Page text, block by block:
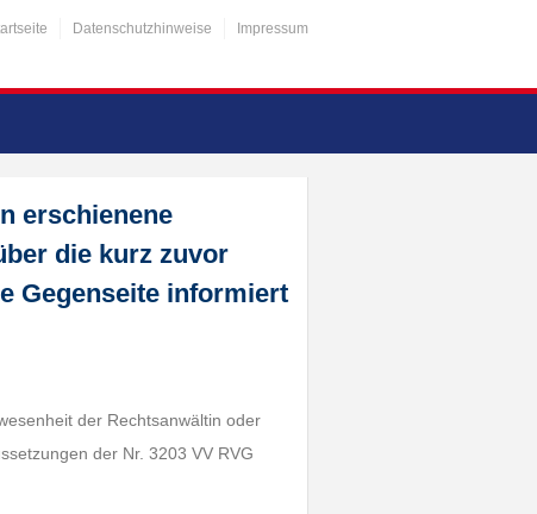
Datenschutzhinweise Impressum
erschienene
die kurz zuvor
Gegenseite informiert
der Rechtsanwältin oder
der Nr. 3203 VV RVG